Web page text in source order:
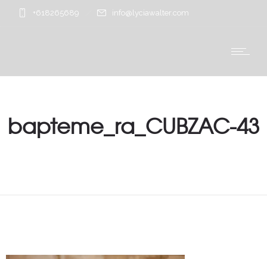
+618265689 info@lyciawalter.com
bapteme_ra_CUBZAC-43